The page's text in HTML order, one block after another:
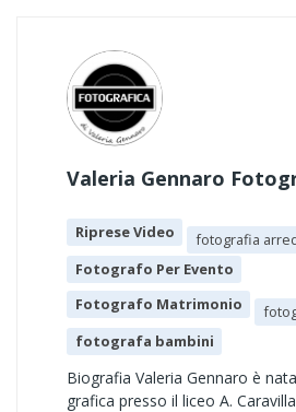
Valeria Gennaro
Riprese Video
fotografia
Fotografo Per Evento
Fotografo Matrimonio
fotografa bambini
Biografia Valeria Gennaro è
grafica presso il liceo A.